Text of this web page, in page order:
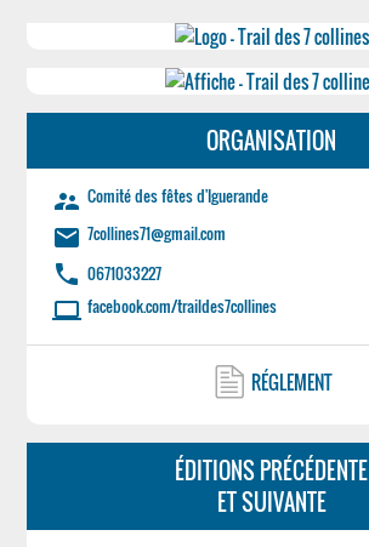
ORGANISATION
supervisor_account Comité des fêtes d'Iguerande
email 7collines71@gmail.com
phone 0671033227
laptop facebook.com/traildes7collines
RÉGLEMENT
ÉDITIONS PRÉCÉDENTE
ET SUIVANTE